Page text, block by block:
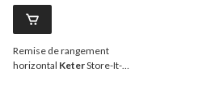
Remise de rangement
horizontal KeterStore-It-